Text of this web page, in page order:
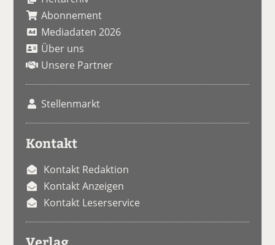
Abonnement
Mediadaten 2026
Über uns
Unsere Partner
Stellenmarkt
Kontakt
Kontakt Redaktion
Kontakt Anzeigen
Kontakt Leserservice